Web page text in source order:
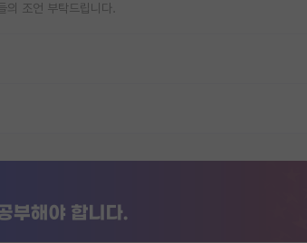
조언 부탁드립니다.